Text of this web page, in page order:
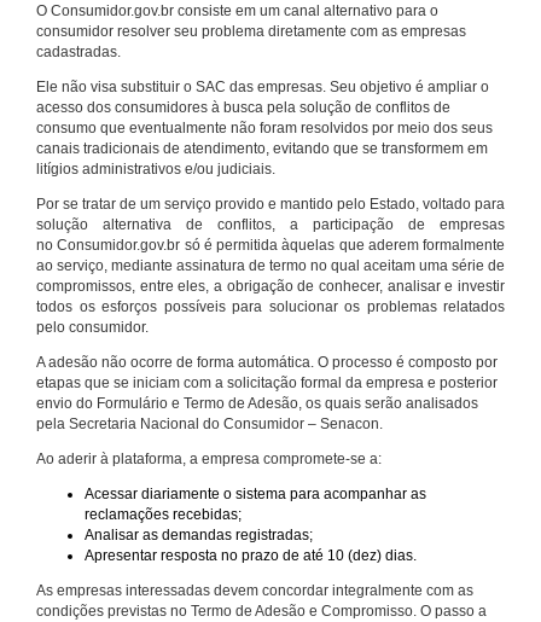
O Consumidor.gov.br consiste em um canal alternativo para o
consumidor resolver seu problema diretamente com as empresas
cadastradas.
Ele não visa substituir o SAC das empresas. Seu objetivo é ampliar o
acesso dos consumidores à busca pela solução de conflitos de
consumo que eventualmente não foram resolvidos por meio dos seus
canais tradicionais de atendimento, evitando que se transformem em
litígios administrativos e/ou judiciais.
Por se tratar de um serviço provido e mantido pelo Estado, voltado para
solução alternativa de conflitos, a participação de empresas
no Consumidor.gov.br só é permitida àquelas que aderem formalmente
ao serviço, mediante assinatura de termo no qual aceitam uma série de
compromissos, entre eles, a obrigação de conhecer, analisar e investir
todos os esforços possíveis para solucionar os problemas relatados
pelo consumidor.
A adesão não ocorre de forma automática. O processo é composto por
etapas que se iniciam com a solicitação formal da empresa e posterior
envio do Formulário e Termo de Adesão, os quais serão analisados
pela Secretaria Nacional do Consumidor – Senacon.
Ao aderir à plataforma, a empresa compromete-se a:
Acessar diariamente o sistema para acompanhar as
reclamações recebidas;
Analisar as demandas registradas;
Apresentar resposta no prazo de até 10 (dez) dias.
As empresas interessadas devem concordar integralmente com as
condições previstas no Termo de Adesão e Compromisso. O passo a